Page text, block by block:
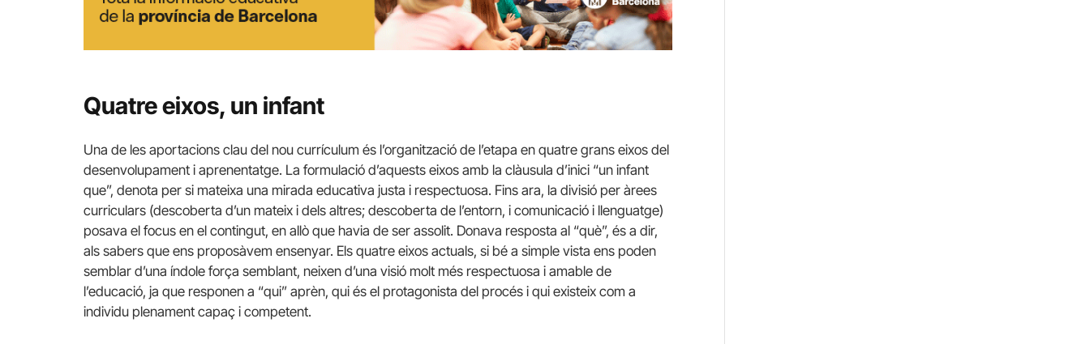
Quatre eixos, un infant
Una de les aportacions clau del nou currículum és l’organització de l’etapa en quatre grans eixos del
desenvolupament i aprenentatge. La formulació d’aquests eixos amb la clàusula d’inici “un infant
que”, denota per si mateixa una mirada educativa justa i respectuosa. Fins ara, la divisió per àrees
curriculars (descoberta d’un mateix i dels altres; descoberta de l’entorn, i comunicació i llenguatge)
posava el focus en el contingut, en allò que havia de ser assolit. Donava resposta al “què”, és a dir,
als sabers que ens proposàvem ensenyar. Els quatre eixos actuals, si bé a simple vista ens poden
semblar d’una índole força semblant, neixen d’una visió molt més respectuosa i amable de
l’educació, ja que responen a “qui” aprèn, qui és el protagonista del procés i qui existeix com a
individu plenament capaç i competent.